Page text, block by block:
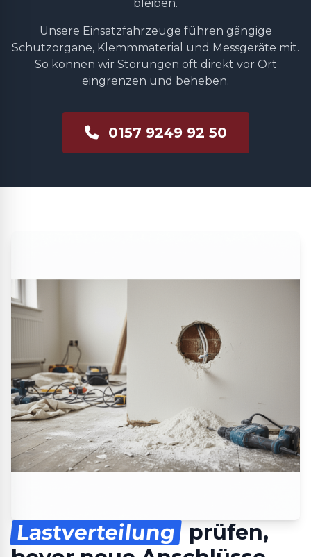
bleiben.
Unsere Einsatzfahrzeuge führen gängige
Schutzorgane, Klemmmaterial und Messgeräte mit.
So können wir Störungen oft direkt vor Ort
eingrenzen und beheben.
0157 9249 92 50
Lastverteilung
prüfen,